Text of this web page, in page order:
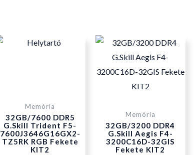
Memória
32GB/7600 DDR5
G.Skill Trident F5-
7600J3646G16GX2-
TZ5RK RGB Fekete
KIT2
Memória
32GB/3200 DDR4
G.Skill Aegis F4-
3200C16D-32GIS
Fekete KIT2